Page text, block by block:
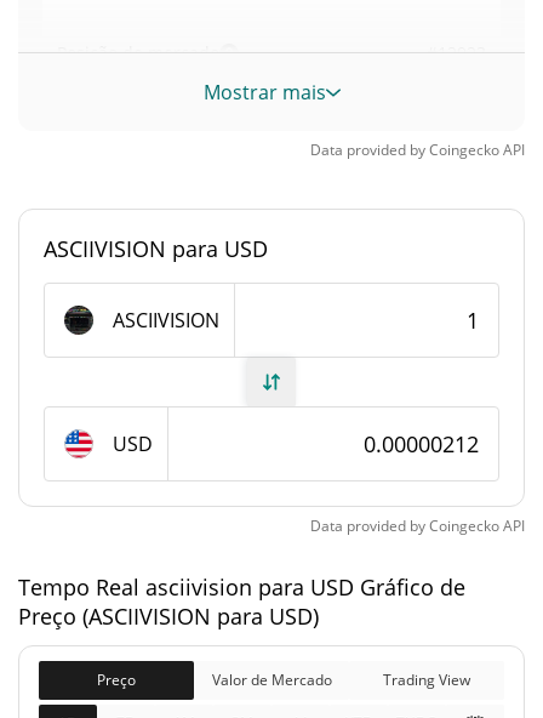
Posição de mercado #12923
ASCIIVISION
asciivision Capitalização de mercado
Capitalização de
$2,117.79
Limite de mercado
Histórico do preço do asciivision
Máxima de todos os
Mostrar mais
Data provided byCoingeckoAPI
ASCIIVISION para USD
ASCIIVISION
USD
Data provided byCoingeckoAPI
Tempo Real asciivision para USD Gráfico de
Preço (ASCIIVISION para USD)
Preço Valor de Mercado Trading View